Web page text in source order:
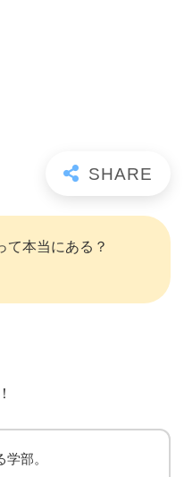
て本当にある？
部。